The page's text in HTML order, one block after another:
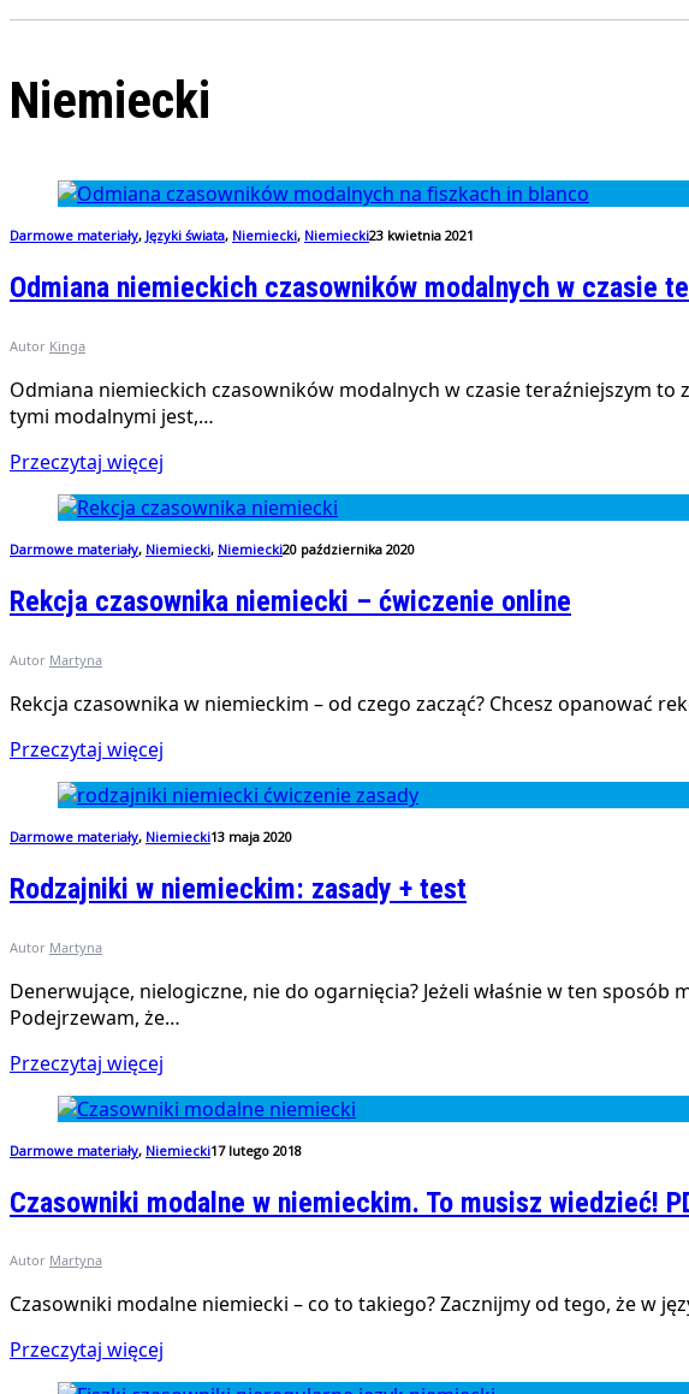
Niemiecki
Darmowe materiały, Języki świata, Niemiecki, Niemiecki23 kwietnia 2021
Odmiana niemieckich czasowników modalnych w czasie
Autor Kinga
Odmiana niemieckich czasowników modalnych w czasie teraźniejszym
tymi modalnymi jest,…
Przeczytaj więcej
Darmowe materiały, Niemiecki, Niemiecki20 października 2020
Rekcja czasownika niemiecki – ćwiczenie online
Autor Martyna
Rekcja czasownika w niemieckim – od czego zacząć? Chcesz opanować
Przeczytaj więcej
Darmowe materiały, Niemiecki13 maja 2020
Rodzajniki w niemieckim: zasady + test
Autor Martyna
Denerwujące, nielogiczne, nie do ogarnięcia? Jeżeli właśnie w ten
Podejrzewam, że…
Przeczytaj więcej
Darmowe materiały, Niemiecki17 lutego 2018
Czasowniki modalne w niemieckim. To musisz wiedzieć!
Autor Martyna
Czasowniki modalne niemiecki – co to takiego? Zacznijmy od tego, że w
Przeczytaj więcej